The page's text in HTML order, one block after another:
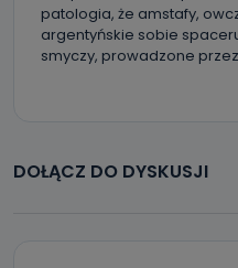
Można to zrobić pod
e-mailowo pod adresem:
patologia, że amstafy,
argentyńskie sobie
smyczy, prowadzone
DOŁĄCZ DO DYSKUSJI